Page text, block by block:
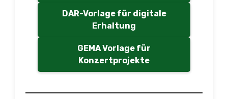
DAR-Vorlage für digitale
Erhaltung
GEMA Vorlage für
Konzertprojekte